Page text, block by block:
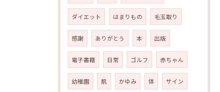
ダイエット はまりもの 毛玉取り
感謝 ありがとう 本 出版
電子書籍 日常 ゴルフ 赤ちゃん
幼稚園 肌 かゆみ 体 サイン